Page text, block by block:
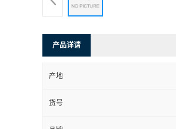
产品详请
产地
货号